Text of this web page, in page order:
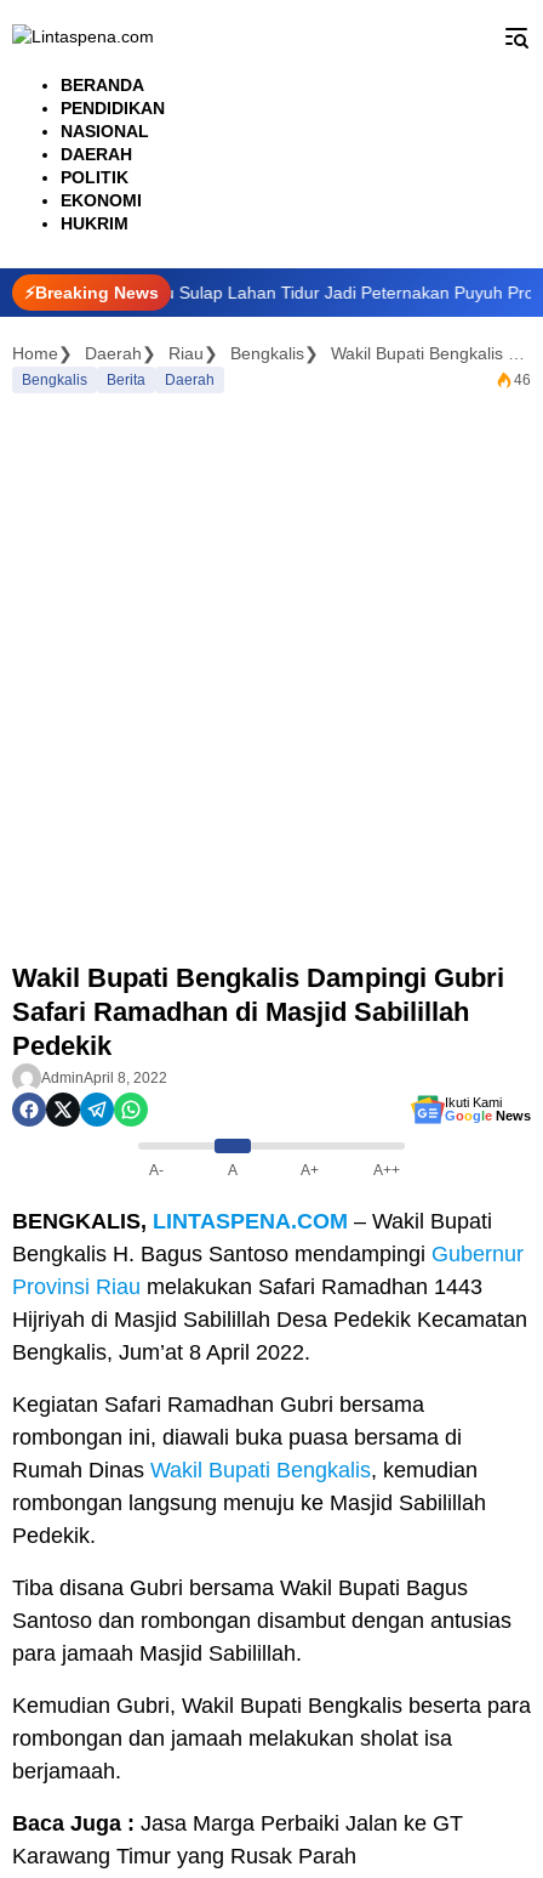
ke
BERANDA
PENDIDIKAN
NASIONAL
DAERAH
POLITIK
EKONOMI
HUKRIM
⚡Breaking News
di Pekanbaru Sulap Lahan Tidur Jadi Peternakan Puyuh Produktif
Home Daerah Riau Bengkalis
Bengkalis Berita Daerah 46
Wakil Bupati Bengkalis Dampingi Gubri
Safari Ramadhan di Masjid Sabilillah
Pedekik
AdminApril 8, 2022
Ikuti Kami
Google News
A- A A+ A++
BENGKALIS, LINTASPENA.COM – Wakil Bupati
Bengkalis H. Bagus Santoso mendampingi Gubernur
Provinsi Riau melakukan Safari Ramadhan 1443
Hijriyah di Masjid Sabilillah Desa Pedekik Kecamatan
Bengkalis, Jum’at 8 April 2022.
Kegiatan Safari Ramadhan Gubri bersama
rombongan ini, diawali buka puasa bersama di
Rumah Dinas Wakil Bupati Bengkalis, kemudian
rombongan langsung menuju ke Masjid Sabilillah
Pedekik.
Tiba disana Gubri bersama Wakil Bupati Bagus
Santoso dan rombongan disambut dengan antusias
para jamaah Masjid Sabilillah.
Kemudian Gubri, Wakil Bupati Bengkalis beserta para
rombongan dan jamaah melakukan sholat isa
berjamaah.
Baca Juga : Jasa Marga Perbaiki Jalan ke GT
Karawang Timur yang Rusak Parah